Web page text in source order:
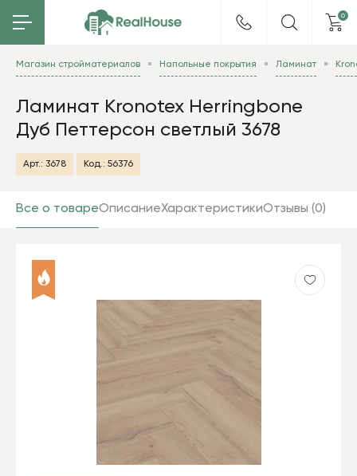
0
Магазин стройматериалов Напольные покрытия Ламинат
Ламинат Kronotex Herringbone
Дуб Петтерсон светлый 3678
Арт.: 3678 Код.: 56376
Все о товареОписаниеХарактеристикиОтзывы (0)